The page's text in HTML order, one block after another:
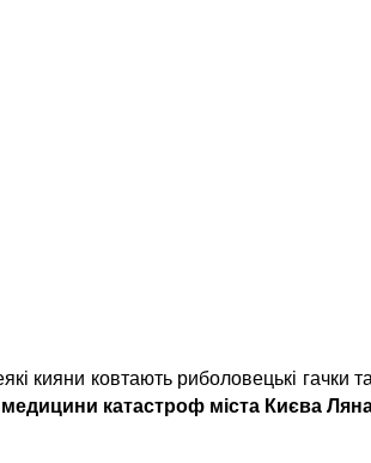
кияни ковтають риболовецькі гачки
катастроф міста Києва